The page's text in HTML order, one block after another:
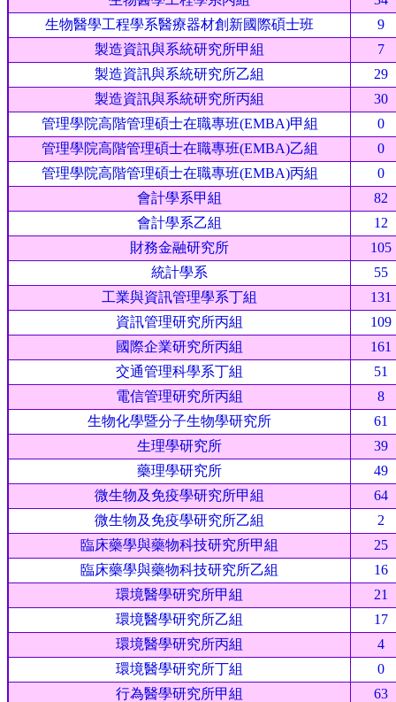
生物醫學工程學系醫療器材創新國際碩士班
9
製造資訊與系統研究所甲組
7
製造資訊與系統研究所乙組
29
製造資訊與系統研究所丙組
30
管理學院高階管理碩士在職專班(EMBA)甲組
0
管理學院高階管理碩士在職專班(EMBA)乙組
0
管理學院高階管理碩士在職專班(EMBA)丙組
0
會計學系甲組
82
會計學系乙組
12
財務金融研究所
105
統計學系
55
工業與資訊管理學系丁組
131
資訊管理研究所丙組
109
國際企業研究所丙組
161
交通管理科學系丁組
51
電信管理研究所丙組
8
生物化學暨分子生物學研究所
61
生理學研究所
39
藥理學研究所
49
微生物及免疫學研究所甲組
64
微生物及免疫學研究所乙組
2
臨床藥學與藥物科技研究所甲組
25
臨床藥學與藥物科技研究所乙組
16
環境醫學研究所甲組
21
環境醫學研究所乙組
17
環境醫學研究所丙組
4
環境醫學研究所丁組
0
行為醫學研究所甲組
63